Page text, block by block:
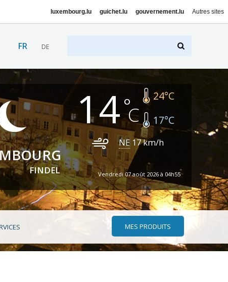
luxembourg.lu guichet.lu gouvernement.lu Autres sites
FR DE
FINDEL
14 24°C
17°C
NE 17km/h
Vendredi 07 août 2026 à 04h55
MES PRODUITS